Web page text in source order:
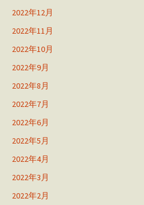
2022年12月
2022年11月
2022年10月
2022年9月
2022年8月
2022年7月
2022年6月
2022年5月
2022年4月
2022年3月
2022年2月